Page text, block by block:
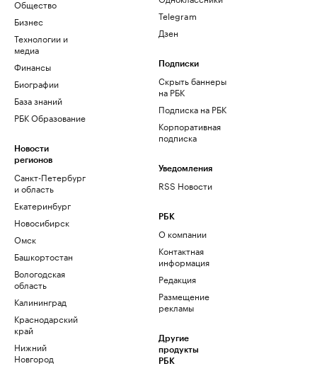
Общество
Бизнес
Технологии и
медиа
Финансы
Биографии
База знаний
РБК Образование
Новости
регионов
Санкт-Петербург
и область
Екатеринбург
Новосибирск
Омск
Башкортостан
Вологодская
область
Калининград
Краснодарский
край
Нижний
Новгород
Telegram
Дзен
Подписки
Скрыть баннеры
на РБК
Подписка на РБК
Корпоративная
подписка
Уведомления
RSS Новости
РБК
О компании
Контактная
информация
Редакция
Размещение
рекламы
Другие
продукты
РБК